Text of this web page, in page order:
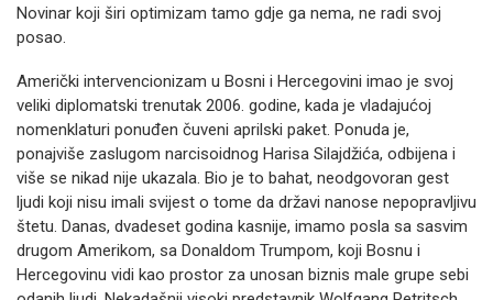
Novinar koji širi optimizam tamo gdje ga nema, ne radi svoj
posao.
Američki intervencionizam u Bosni i Hercegovini imao je svoj
veliki diplomatski trenutak 2006. godine, kada je vladajućoj
nomenklaturi ponuđen čuveni aprilski paket. Ponuda je,
ponajviše zaslugom narcisoidnog Harisa Silajdžića, odbijena i
više se nikad nije ukazala. Bio je to bahat, neodgovoran gest
ljudi koji nisu imali svijest o tome da državi nanose nepopravljivu
štetu. Danas, dvadeset godina kasnije, imamo posla sa sasvim
drugom Amerikom, sa Donaldom Trumpom, koji Bosnu i
Hercegovinu vidi kao prostor za unosan biznis male grupe sebi